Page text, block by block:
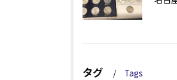
タグ Tags